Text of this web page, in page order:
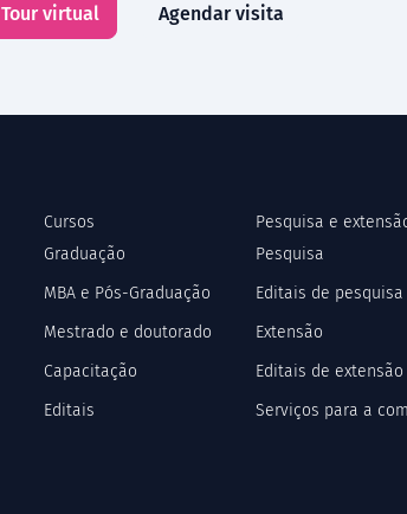
Tour virtual Agendar visita
Cursos
Graduação
MBA e Pós-Graduação
Mestrado e doutorado
Capacitação
Editais
Pesquisa e
Pesquisa
Editais de pesquisa
Extensão
Editais de extensão
Serviços para a